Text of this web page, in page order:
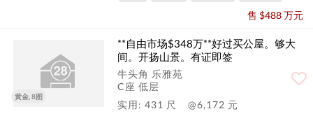
售 $488 万元
黄金, 8图
**自由市场$348万**好过买公屋。够大
间。开扬山景。有证即签
牛头角 乐雅苑
C座 低层
实用: 431 尺
@6,172 元